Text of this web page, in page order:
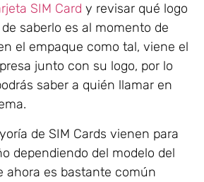
SIM Card y revisar qué logo
saberlo es al momento de
el empaque como tal, viene el
junto con su logo, por lo
saber a quién llamar en
de SIM Cards vienen para
dependiendo del modelo del
ahora es bastante común